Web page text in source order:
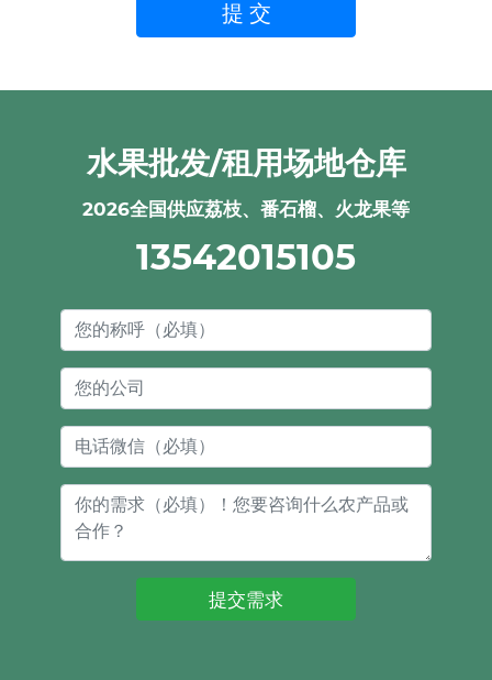
水果批发/租用场地仓库
2026全国供应荔枝、番石榴、火龙果等
13542015105
提交需求